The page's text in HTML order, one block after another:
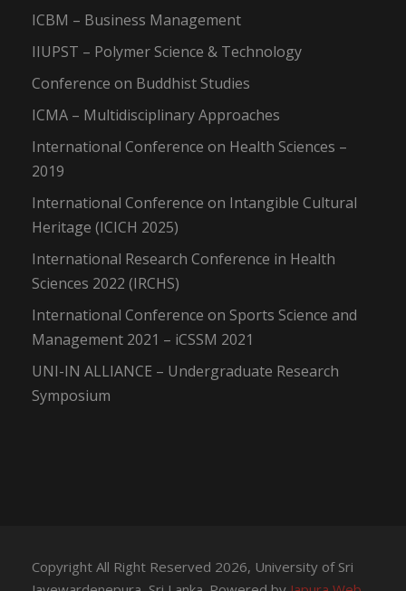
ICBM – Business Management
IIUPST – Polymer Science & Technology
Conference on Buddhist Studies
ICMA – Multidisciplinary Approaches
International Conference on Health Sciences –
2019
International Conference on Intangible Cultural
Heritage (ICICH 2025)
International Research Conference in Health
Sciences 2022 (IRCHS)
International Conference on Sports Science and
Management 2021 – iCSSM 2021
UNI-IN ALLIANCE – Undergraduate Research
Symposium
Copyright All Right Reserved 2026, University of Sri